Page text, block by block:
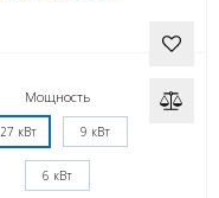
Мощность
27 кВт 9 кВт
6 кВт